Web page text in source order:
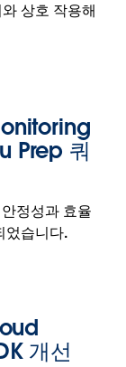
거나 실패한
구성 설정에
디에서 읽
상호 작용해
호 작용
Tableau
데이터를 유
Prep 쿼
정성과 효율
었습니다.
개선